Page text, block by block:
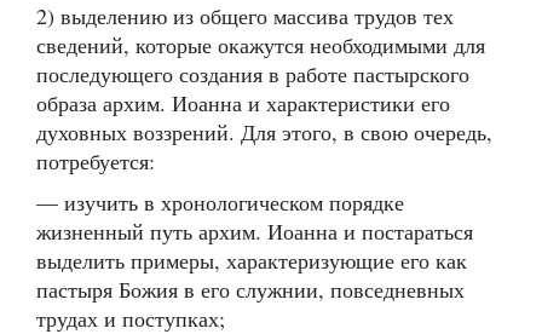
2) выделению из общего массива трудов тех
сведений, которые окажутся необходимыми для
последующего создания в работе пастырского
образа архим. Иоанна и характеристики его
духовных воззрений. Для этого, в свою очередь,
потребуется:
— изучить в хронологическом порядке
жизненный путь архим. Иоанна и постараться
выделить примеры, характеризующие его как
пастыря Божия в его служнии, повседневных
трудах и поступках;